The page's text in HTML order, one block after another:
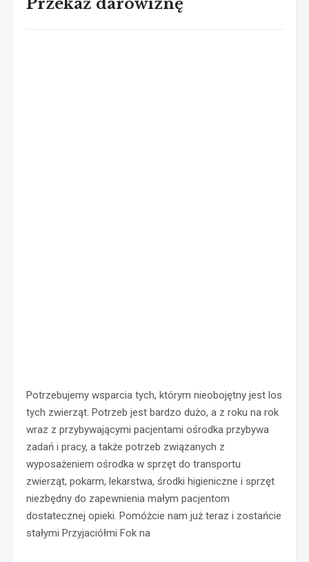
Potrzebujemy wsparcia tych, którym nieobojętny jest los
tych zwierząt. Potrzeb jest bardzo dużo, a z roku na rok
wraz z przybywającymi pacjentami ośrodka przybywa
zadań i pracy, a także potrzeb związanych z
wyposażeniem ośrodka w sprzęt do transportu
zwierząt, pokarm, lekarstwa, środki higieniczne i sprzęt
niezbędny do zapewnienia małym pacjentom
dostatecznej opieki. Pomóżcie nam już teraz i zostańcie
stałymi Przyjaciółmi Fok na